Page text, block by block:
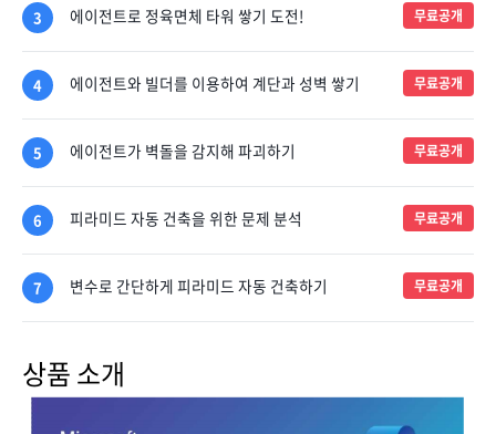
3 에이전트로 정육면체 타워 쌓기 도전! 무료공개
4 에이전트와 빌더를 이용하여 계단과 성벽 쌓기 무료공개
5 에이전트가 벽돌을 감지해 파괴하기 무료공개
6 피라미드 자동 건축을 위한 문제 분석 무료공개
7 변수로 간단하게 피라미드 자동 건축하기 무료공개
상품 소개